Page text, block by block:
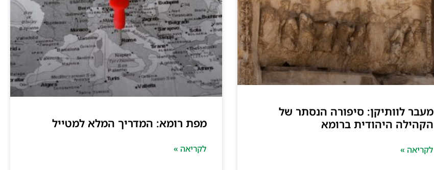
מעבר לוותיקן: סיפורה הנסתר של
הקהילה היהודית ברומא
לקריאה »
מפת רומא: המדריך המלא למטייל
לקריאה »